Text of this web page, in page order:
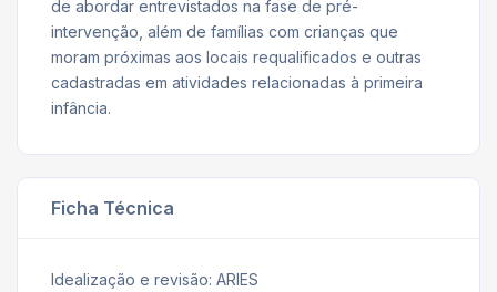
de abordar entrevistados na fase de pré-
intervenção, além de famílias com crianças que
moram próximas aos locais requalificados e outras
cadastradas em atividades relacionadas à primeira
infância.
Ficha Técnica
Idealização e revisão: ARIES